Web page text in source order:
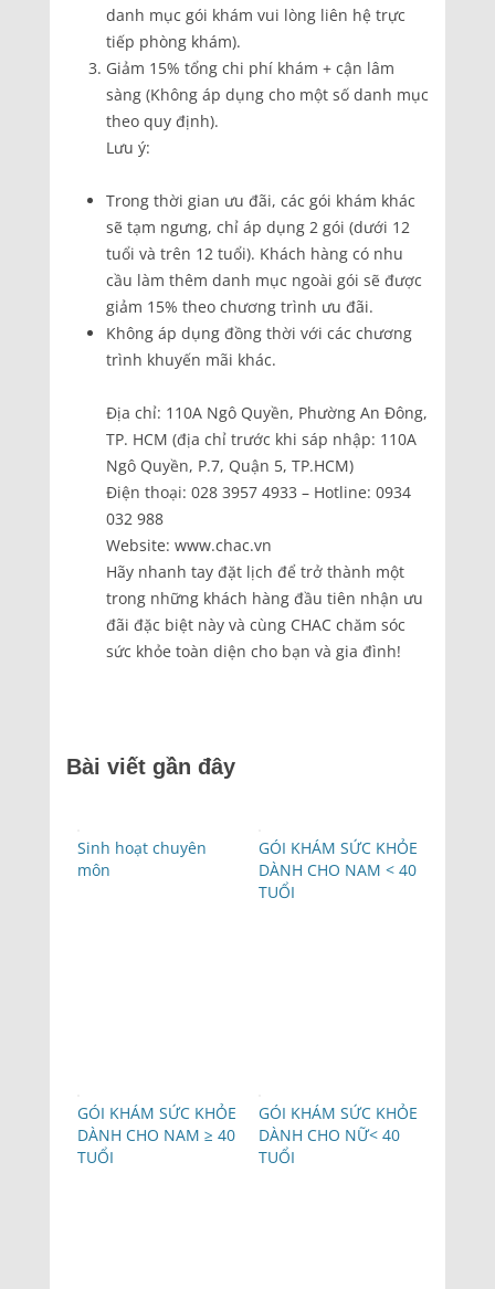
danh mục gói khám vui lòng liên hệ trực
tiếp phòng khám).
Giảm 15% tổng chi phí khám + cận lâm
sàng (Không áp dụng cho một số danh mục
theo quy định).
Lưu ý:
Trong thời gian ưu đãi, các gói khám khác
sẽ tạm ngưng, chỉ áp dụng 2 gói (dưới 12
tuổi và trên 12 tuổi). Khách hàng có nhu
cầu làm thêm danh mục ngoài gói sẽ được
giảm 15% theo chương trình ưu đãi.
Không áp dụng đồng thời với các chương
trình khuyến mãi khác.
Địa chỉ: 110A Ngô Quyền, Phường An Đông,
TP. HCM (địa chỉ trước khi sáp nhập: 110A
Ngô Quyền, P.7, Quận 5, TP.HCM)
Điện thoại: 028 3957 4933 – Hotline: 0934
032 988
Website: www.chac.vn
Hãy nhanh tay đặt lịch để trở thành một
trong những khách hàng đầu tiên nhận ưu
đãi đặc biệt này và cùng CHAC chăm sóc
sức khỏe toàn diện cho bạn và gia đình!
Bài viết gần đây
Sinh hoạt chuyên
môn
GÓI KHÁM SỨC KHỎE
DÀNH CHO NAM < 40
TUỔI
GÓI KHÁM SỨC KHỎE
DÀNH CHO NAM ≥ 40
TUỔI
GÓI KHÁM SỨC KHỎE
DÀNH CHO NỮ< 40
TUỔI